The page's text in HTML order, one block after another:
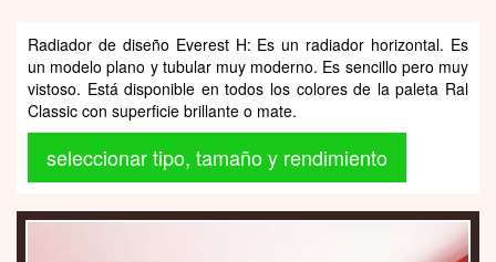
Radiador de diseño Everest H: Es un radiador horizontal. Es
un modelo plano y tubular muy moderno. Es sencillo pero muy
vistoso. Está disponible en todos los colores de la paleta Ral
Classic con superficie brillante o mate.
seleccionar tipo, tamaño y rendimiento